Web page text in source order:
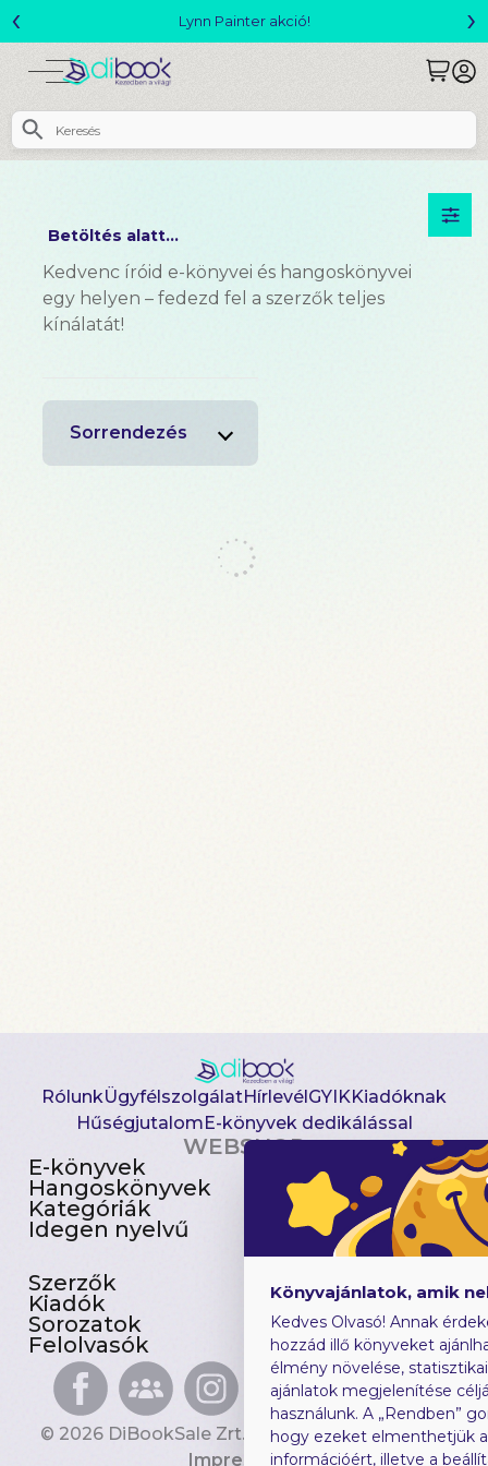
Lynn Painter akció!
‹ ›
Betöltés alatt...
Kedvenc íróid e-könyvei és hangoskönyvei
egy helyen – fedezd fel a szerzők teljes
kínálatát!
Sorrendezés
RólunkÜgyfélszolgálatHírlevélGYIKKiadóknak
HűségjutalomE-könyvek dedikálással
WEBSHOP
E-könyvek
Hangoskönyvek
Kategóriák
Idegen nyelvű
Csomagajánlatok
Akciósak
Előjegyezhetők
Újdonságok
Szerzők
Kiadók
Sorozatok
Felolvasók
Gyerekkönyvek
Heti toplista
Ajándékutalvány
Blog
© 2026 DiBookSale Zrt. Minden jog fenntartva.
Impresszum
Könyvajánlatok, amik
Kedves Olvasó! Annak
hozzád illő könyveket
élmény növelése,
ajánlatok megjelenítése
használunk. A „Rendben”
hogy ezeket elmenthetjük
információért, illetve a